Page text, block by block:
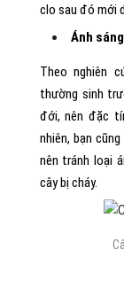
clo sau đó mới
Ánh sáng
Theo nghiên
thường sinh
đới, nên đặc
nhiên, bạn
nên tránh loại
cây bị cháy.